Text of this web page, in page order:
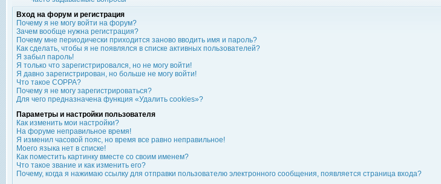
Вход на форум и регистрация
Почему я не могу войти на форум?
Зачем вообще нужна регистрация?
Почему мне периодически приходится заново вводить имя и пароль?
Как сделать, чтобы я не появлялся в списке активных пользователей?
Я забыл пароль!
Я только что зарегистрировался, но не могу войти!
Я давно зарегистрирован, но больше не могу войти!
Что такое COPPA?
Почему я не могу зарегистрироваться?
Для чего предназначена функция «Удалить cookies»?
Параметры и настройки пользователя
Как изменить мои настройки?
На форуме неправильное время!
Я изменил часовой пояс, но время все равно неправильное!
Моего языка нет в списке!
Как поместить картинку вместе со своим именем?
Что такое звание и как изменить его?
Почему, когда я нажимаю ссылку для отправки пользователю электронного сообщения, появляется страница входа?